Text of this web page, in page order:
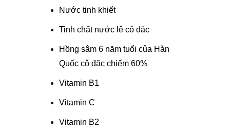
Nước tinh khiết
Tinh chất nước lê cô đặc
Hồng sâm 6 năm tuổi của Hàn
Quốc cô đặc chiếm 60%
Vitamin B1
Vitamin C
Vitamin B2